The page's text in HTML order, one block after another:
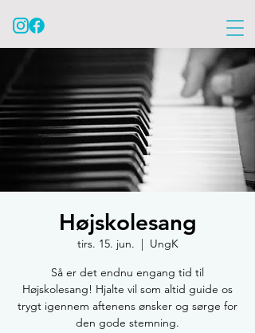
Højskolesang
tirs. 15. jun.
  |
UngK
Så er det endnu engang tid til
Højskolesang! Hjalte vil som altid guide os
trygt igennem aftenens ønsker og sørge for
den gode stemning.